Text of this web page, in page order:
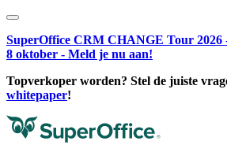
SuperOffice CRM CHANGE Tour 2026
8 oktober - Meld je nu aan!
Topverkoper worden? Stel de juiste
whitepaper!